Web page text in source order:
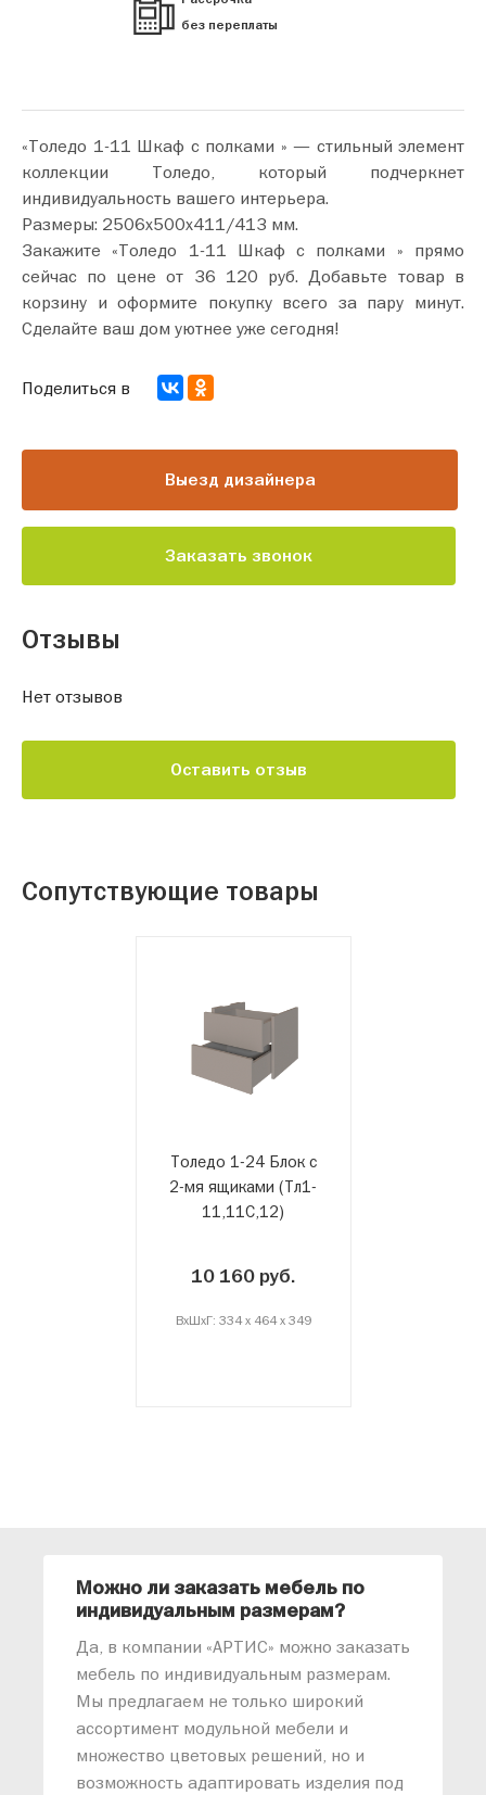
без переплаты
«Толедо 1-11 Шкаф с полками » — стильный элемент
коллекции Толедо, который подчеркнет
индивидуальность вашего интерьера.
Размеры: 2506х500х411/413 мм.
Закажите «Толедо 1-11 Шкаф с полками » прямо
сейчас по цене от 36 120 руб. Добавьте товар в
корзину и оформите покупку всего за пару минут.
Сделайте ваш дом уютнее уже сегодня!
Выезд дизайнера
Заказать звонок
Поделиться в
Отзывы
Нет отзывов
Оставить отзыв
Сопутствующие товары
Толедо 1-24 Блок с
2-мя ящиками (Тл1-
11,11С,12)
10 160 руб.
ВxШxГ: 334 x 464 x 349
Можно ли заказать мебель по
индивидуальным размерам?
Да, в компании «АРТИС» можно заказать
мебель по индивидуальным размерам.
Мы предлагаем не только широкий
ассортимент модульной мебели и
множество цветовых решений, но и
возможность адаптировать изделия под